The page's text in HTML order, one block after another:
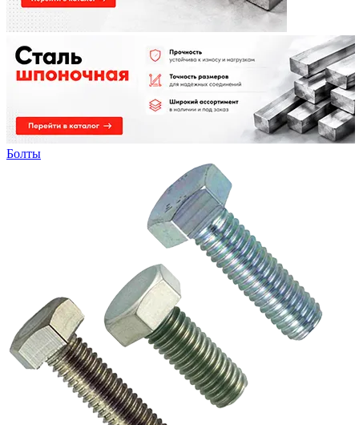
Болты